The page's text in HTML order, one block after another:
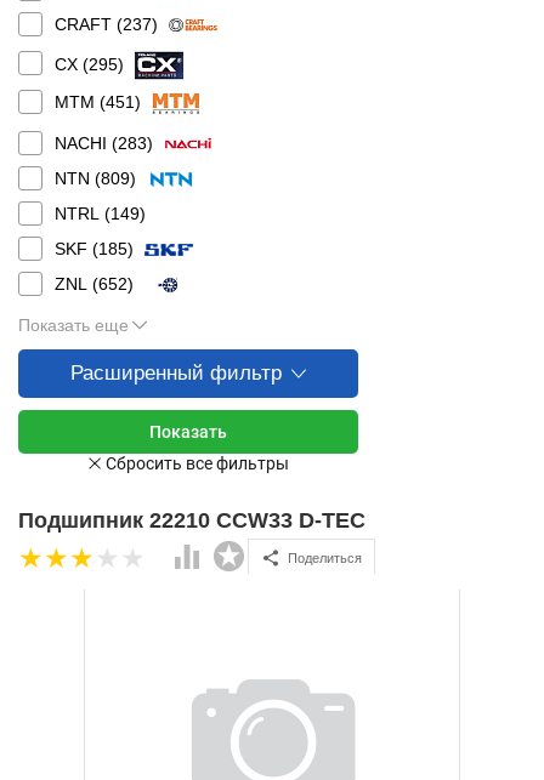
CRAFT (237)
CX (295)
MTM (451)
NACHI (283)
NTN (809)
NTRL (149)
SKF (185)
ZNL (652)
Показать еще
Расширенный фильтр
Подшипник 22210 CCW33 D-TEC
Поделиться